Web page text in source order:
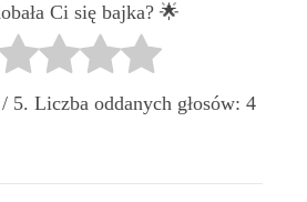
Ci się bajka? 🌟
5. Liczba oddanych głosów: 4